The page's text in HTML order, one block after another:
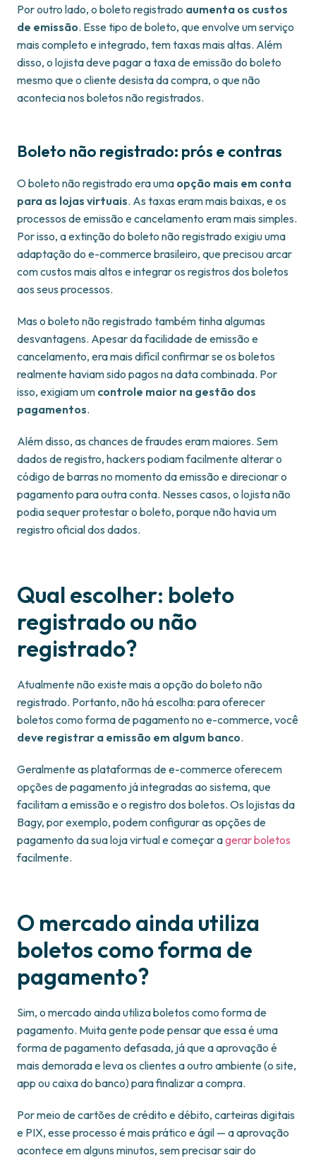
Por outro lado, o boleto registrado aumenta os custos
de emissão. Esse tipo de boleto, que envolve um serviço
mais completo e integrado, tem taxas mais altas. Além
disso, o lojista deve pagar a taxa de emissão do boleto
mesmo que o cliente desista da compra, o que não
acontecia nos boletos não registrados.
Boleto não registrado: prós e contras
O boleto não registrado era uma opção mais em conta
para as lojas virtuais. As taxas eram mais baixas, e os
processos de emissão e cancelamento eram mais simples.
Por isso, a extinção do boleto não registrado exigiu uma
adaptação do e-commerce brasileiro, que precisou arcar
com custos mais altos e integrar os registros dos boletos
aos seus processos.
Mas o boleto não registrado também tinha algumas
desvantagens. Apesar da facilidade de emissão e
cancelamento, era mais difícil confirmar se os boletos
realmente haviam sido pagos na data combinada. Por
isso, exigiam um controle maior na gestão dos
pagamentos.
Além disso, as chances de fraudes eram maiores. Sem
dados de registro, hackers podiam facilmente alterar o
código de barras no momento da emissão e direcionar o
pagamento para outra conta. Nesses casos, o lojista não
podia sequer protestar o boleto, porque não havia um
registro oficial dos dados.
Qual escolher: boleto
registrado ou não
registrado?
Atualmente não existe mais a opção do boleto não
registrado. Portanto, não há escolha: para oferecer
boletos como forma de pagamento no e-commerce, você
deve registrar a emissão em algum banco.
Geralmente as plataformas de e-commerce oferecem
opções de pagamento já integradas ao sistema, que
facilitam a emissão e o registro dos boletos. Os lojistas da
Bagy, por exemplo, podem configurar as opções de
pagamento da sua loja virtual e começar agerar boletos
facilmente.
O mercado ainda utiliza
boletos como forma de
pagamento?
Sim, o mercado ainda utiliza boletos como forma de
pagamento. Muita gente pode pensar que essa é uma
forma de pagamento defasada, já que a aprovação é
mais demorada e leva os clientes a outro ambiente (o site,
app ou caixa do banco) para finalizar a compra.
Por meio de cartões de crédito e débito, carteiras digitais
e PIX, esse processo é mais prático e ágil — a aprovação
acontece em alguns minutos, sem precisar sair do